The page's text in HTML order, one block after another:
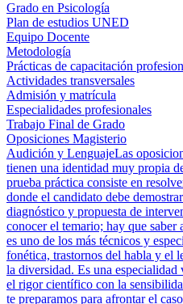
Grado en Psicología
Plan de estudios UNED
Equipo Docente
Metodología
Prácticas de capacitación
Actividades transversales
Admisión y matrícula
Especialidades profesionales
Trabajo Final de Grado
Oposiciones Magisterio
Audición y LenguajeLas
tienen una identidad muy propia
prueba práctica consiste en
donde el candidato debe
diagnóstico y propuesta de
conocer el temario; hay que
es uno de los más técnicos y
fonética, trastornos del habla y el
la diversidad. Es una
el rigor científico con la
te preparamos para afrontar el